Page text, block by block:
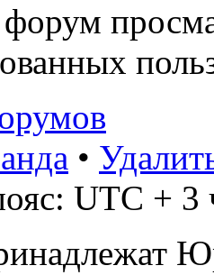
форум
•
UTC + 3